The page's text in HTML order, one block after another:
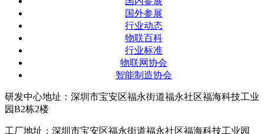
国外参展
行业动态
物联百科
行业标准
物联网协会
智能制造协会
研发中心地址：深圳市宝安区福永街道福永社区福海科技工业
园B2栋2楼
工厂地址：深圳市宝安区福永街道福永社区福海科技工业园